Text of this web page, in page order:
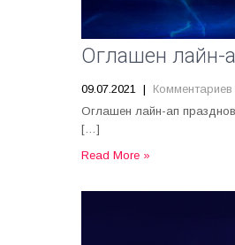
Оглашен лайн-
09.07.2021 | Комментариев
Оглашен лайн-ап
[…]
Read More »